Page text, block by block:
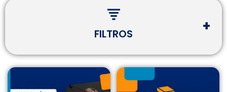
Para empresas
FILTROS